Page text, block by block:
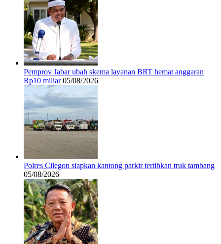
Pemprov Jabar ubah skema layanan BRT hemat anggaran
Rp10 miliar 05/08/2026
Polres Cilegon siapkan kantong parkir tertibkan truk tambang
05/08/2026